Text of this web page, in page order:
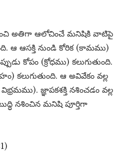
అతిగా ఆలోచించే మనిషికి వాటిపై
ఆ ఆసక్తి నుండి కోరిక (కామము)
కోపం (క్రోధము) కలుగుతుంది.
కలుగుతుంది. ఆ అవివేకం వల్ల
విభ్రమము). జ్ఞాపకశక్తి నశించడం వల్ల
బుద్ధి నశించిన మనిషి పూర్తిగా